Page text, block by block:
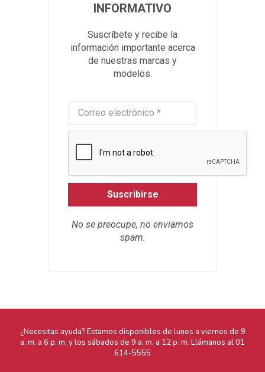
INFORMATIVO
Suscríbete y recibe la
información importante acerca
de nuestras marcas y
modelos.
Suscribirse
No se preocupe, no enviamos
spam.
¿Necesitas ayuda? Estamos disponibles de lunes a viernes de 9
a. m. a 6 p. m. y los sábados de 9 a. m. a 12 p. m. Llámanos al01
614-5555